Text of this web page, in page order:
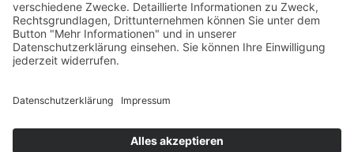
Impressum
Datenschutzerklärung